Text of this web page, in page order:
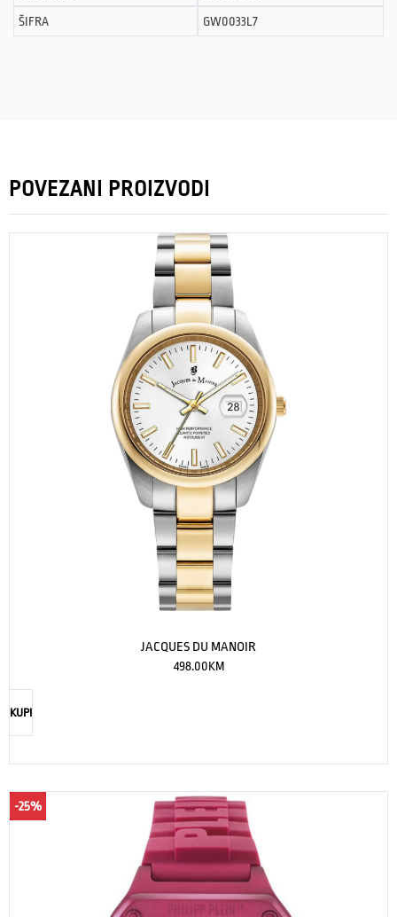
ŠIFRA GW0033L7
POVEZANI PROIZVODI
JACQUES DU MANOIR
498.00KM
KUPI
-25%